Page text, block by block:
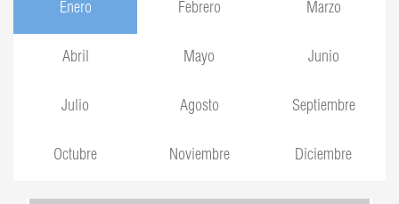
Enero Febrero Marzo
Abril Mayo Junio
Julio Agosto Septiembre
Octubre Noviembre Diciembre